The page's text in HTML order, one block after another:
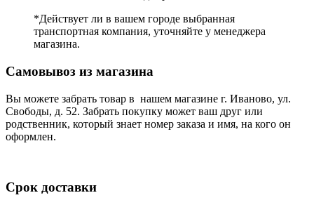
*Действует ли в вашем городе выбранная
транспортная компания, уточняйте у менеджера
магазина.
Самовывоз из магазина
Вы можете забрать товар в нашем магазине г. Иваново, ул.
Свободы, д. 52. Забрать покупку может ваш друг или
родственник, который знает номер заказа и имя, на кого он
оформлен.
Срок доставки